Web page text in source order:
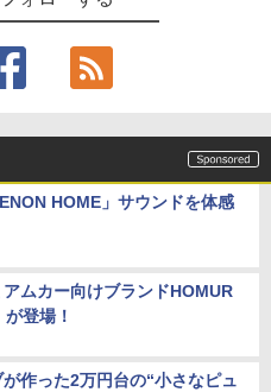
HOME」サウンドを体感
ムカー向けブランドHOMUR
登場！
作った2万円台の“小さなピュ